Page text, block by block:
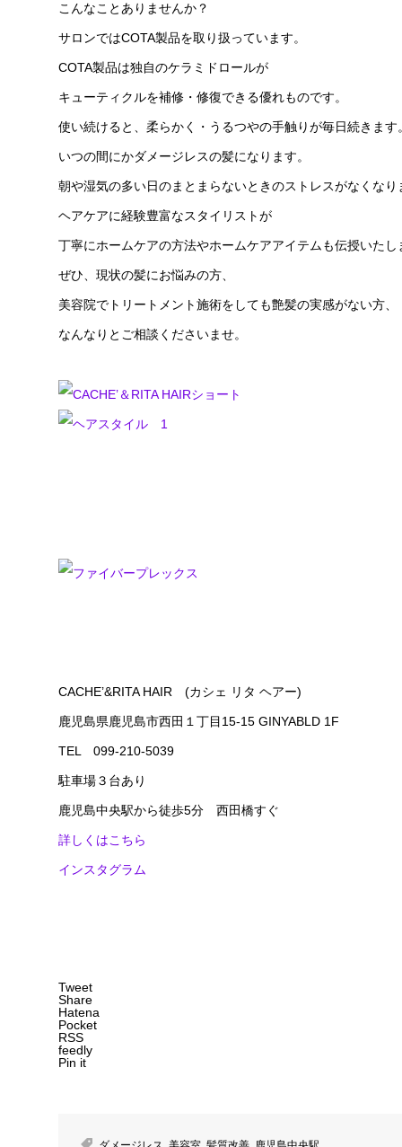
こんなことありませんか？
サロンではCOTA製品を取り扱っています。
COTA製品は独自のケラミドロールが
キューティクルを補修・修復できる優れものです。
使い続けると、柔らかく・うるつやの手触りが毎日続きます
いつの間にかダメージレスの髪になります。
朝や湿気の多い日のまとまらないときのストレスがなくなり
ヘアケアに経験豊富なスタイリストが
丁寧にホームケアの方法やホームケアアイテムも伝授いたし
ぜひ、現状の髪にお悩みの方、
美容院でトリートメント施術をしても艶髪の実感がない方、
なんなりとご相談くださいませ。
CACHE’&RITA HAIR (カシェ リタ ヘアー)
鹿児島県鹿児島市西田１丁目15-15 GINYABLD 1F
TEL 099-210-5039
駐車場３台あり
鹿児島中央駅から徒歩5分 西田橋すぐ
詳しくはこちら
インスタグラム
Tweet
Share
Hatena
Pocket
RSS
feedly
Pin it